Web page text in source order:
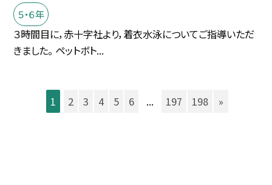
５・６年
３時間目に，赤十字社より，着衣水泳についてご指導いただ
きました。 ペットボト...
1 2 3 4 5 6 ... 197 198 »